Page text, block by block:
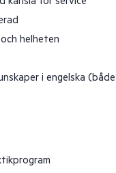
helheten
i engelska